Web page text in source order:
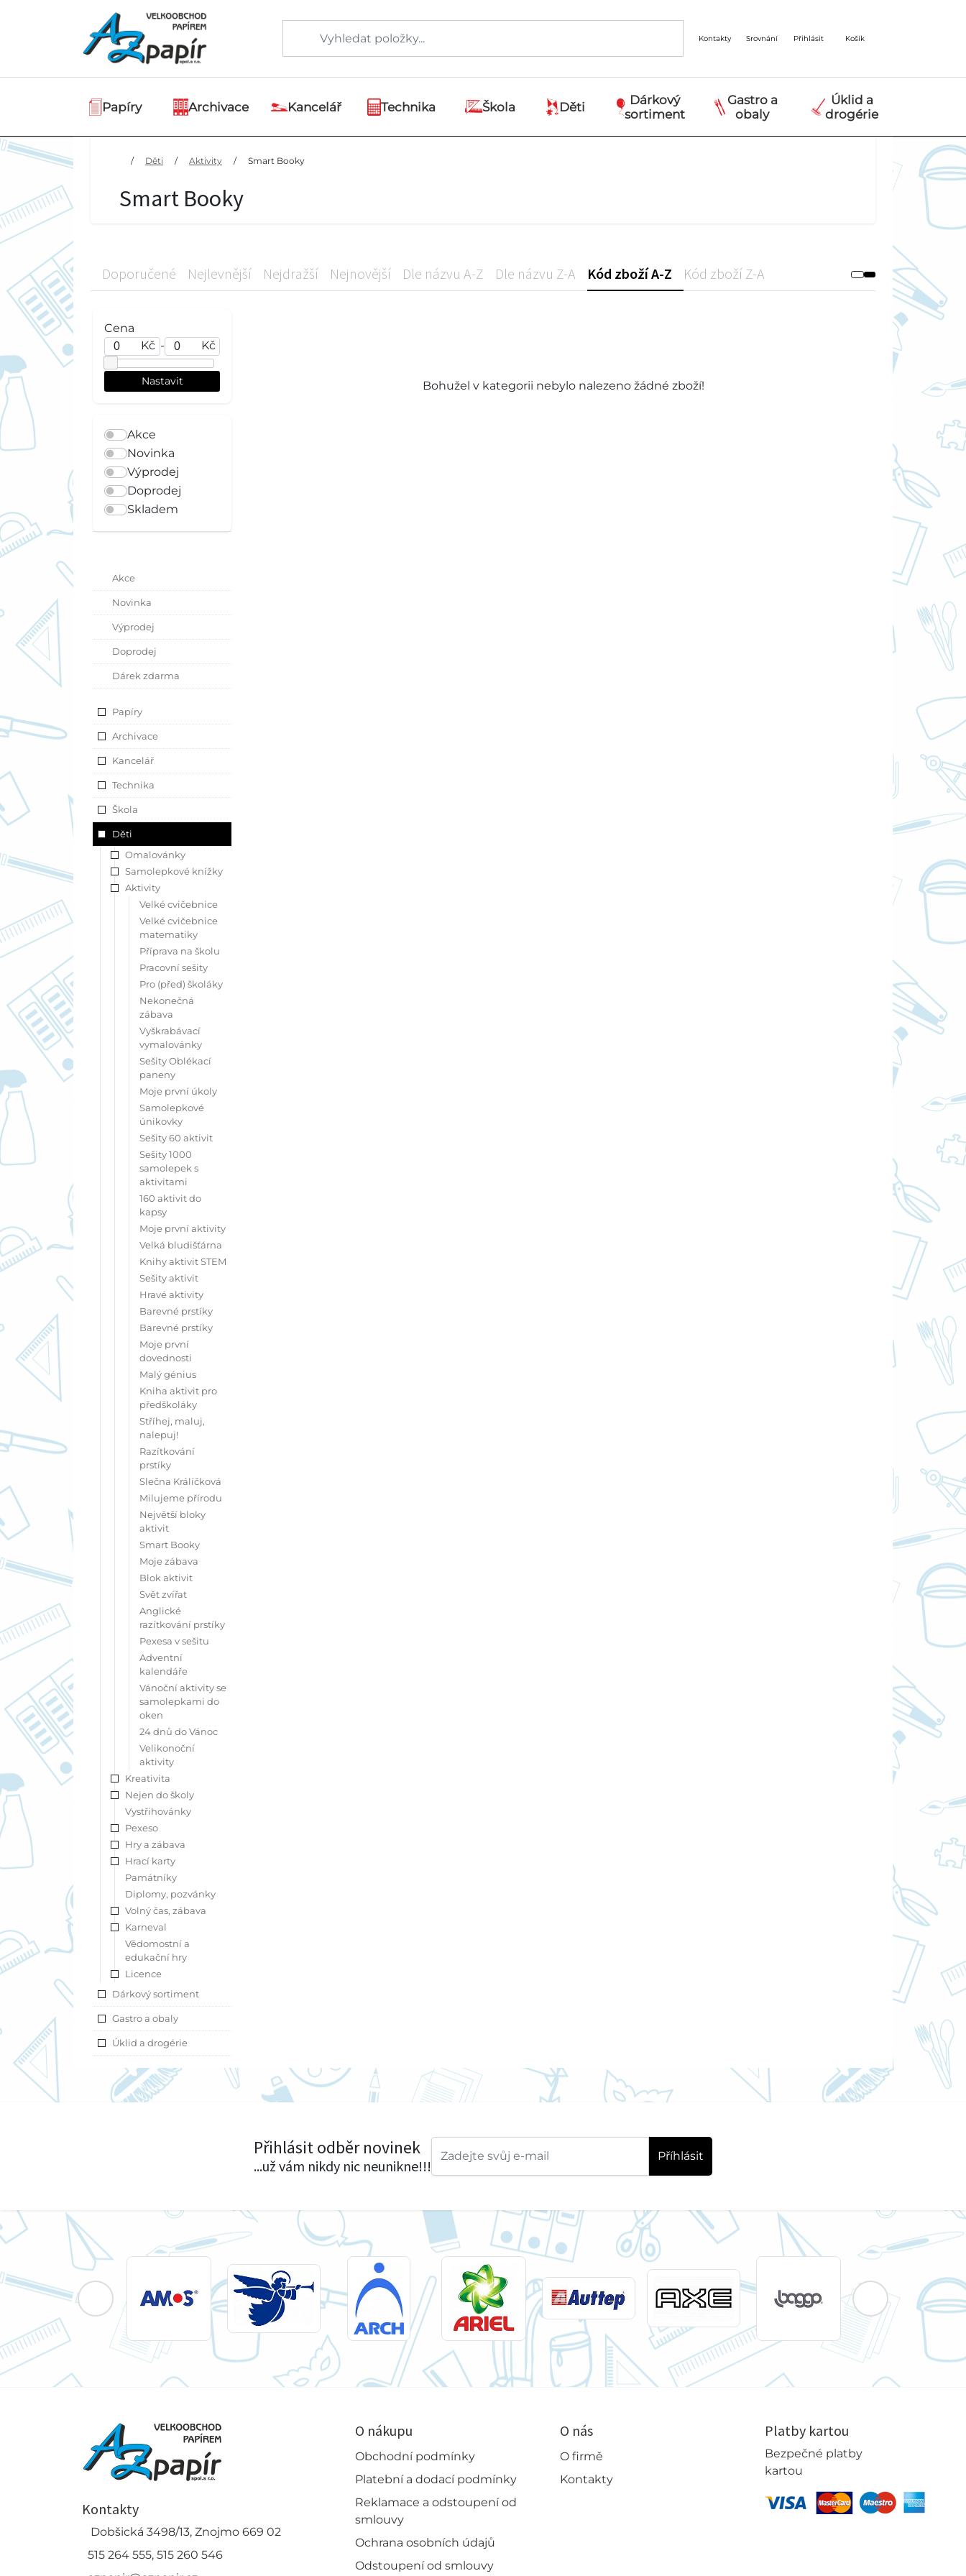
Kontakty Srovnání Přihlásit Košík
Papíry Archivace Kancelář Technika Škola Děti
Dárkový
sortiment
Gastro a
obaly
Úklid a
drogérie
/ Děti / Aktivity / Smart Booky
Smart Booky
Doporučené Nejlevnější Nejdražší Nejnovější Dle názvu A-Z Dle názvu Z-A Kód zboží A-Z Kód zboží Z-A
Cena
Kč - Kč
Akce
Novinka
Výprodej
Doprodej
Skladem
Akce
Novinka
Výprodej
Doprodej
Dárek zdarma
Papíry
Archivace
Kancelář
Technika
Škola
Děti
Omalovánky
Samolepkové knížky
Aktivity
Velké cvičebnice
Velké cvičebnice
matematiky
Příprava na školu
Pracovní sešity
Pro (před) školáky
Nekonečná
zábava
Vyškrabávací
vymalovánky
Sešity Oblékací
paneny
Moje první úkoly
Samolepkové
únikovky
Sešity 60 aktivit
Sešity 1000
samolepek s
aktivitami
160 aktivit do
kapsy
Moje první aktivity
Velká bludišťárna
Knihy aktivit STEM
Sešity aktivit
Hravé aktivity
Barevné prstíky
Barevné prstíky
Moje první
dovednosti
Malý génius
Kniha aktivit pro
předškoláky
Stříhej, maluj,
nalepuj!
Razítkování
prstíky
Slečna Králíčková
Milujeme přírodu
Největší bloky
aktivit
Smart Booky
Moje zábava
Blok aktivit
Svět zvířat
Anglické
razítkování prstíky
Pexesa v sešitu
Adventní
kalendáře
Vánoční aktivity se
samolepkami do
oken
24 dnů do Vánoc
Velikonoční
aktivity
Kreativita
Nejen do školy
Vystřihovánky
Pexeso
Hry a zábava
Hrací karty
Památníky
Diplomy, pozvánky
Volný čas, zábava
Karneval
Vědomostní a
edukační hry
Licence
Dárkový sortiment
Gastro a obaly
Úklid a drogérie
Bohužel v kategorii nebylo nalezeno žádné zboží!
Přihlásit odběr novinek
...už vám nikdy nic neunikne!!!
Příhlásit
Kontakty
Dobšická 3498/13, Znojmo 669 02
515 264 555, 515 260 546
O nákupu
Obchodní podmínky
Platební a dodací podmínky
Reklamace a odstoupení od
smlouvy
Ochrana osobních údajů
Odstoupení od smlouvy
O nás
O firmě
Kontakty
Platby kartou
Bezpečné platby
kartou